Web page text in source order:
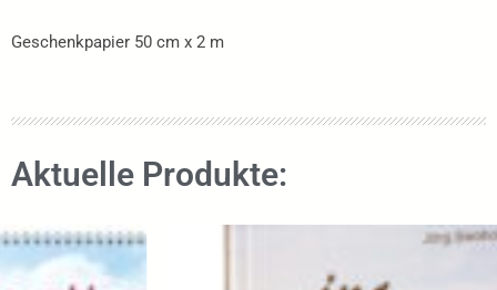
Geschenkpapier 50 cm x 2 m
Aktuelle Produkte: